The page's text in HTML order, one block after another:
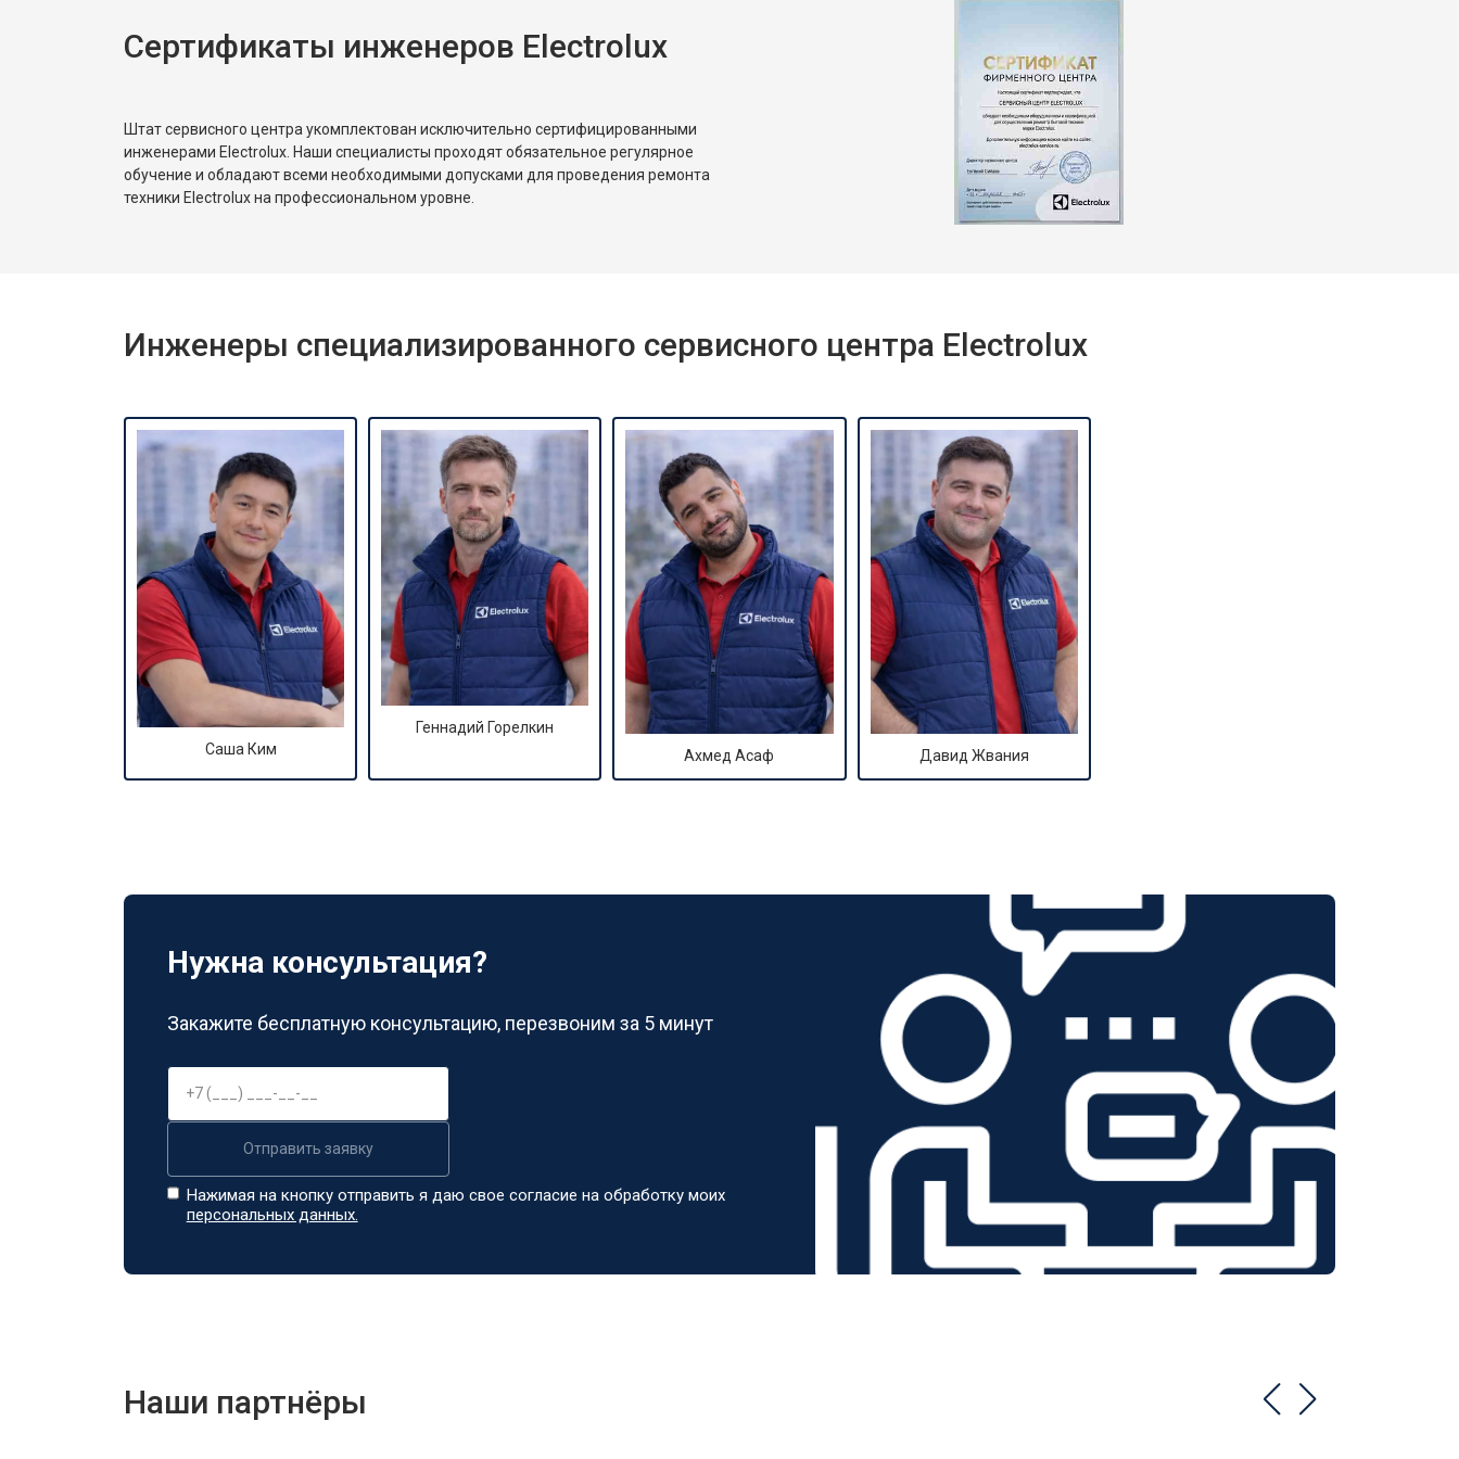
Замена реле
от 1900 ₽
Сертификаты инженеров Electrolux
Штат сервисного центра укомплектован исключительно сертифицированными
инженерами Electrolux. Наши специалисты проходят обязательное регулярное
обучение и обладают всеми необходимыми допусками для проведения ремонта
техники Electrolux на профессиональном уровне.
Инженеры специализированного сервисного центра Electrolux
Саша Ким
Геннадий Горелкин
Ахмед Асаф
Давид Жвания
Нужна консультация?
Закажите бесплатную консультацию, перезвоним за 5 минут
Отправить заявку
Нажимая на кнопку отправить я даю свое согласие на обработку моих
персональных данных.
Наши партнёры